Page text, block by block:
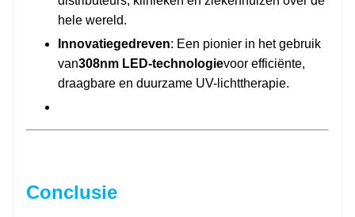
hele wereld.
Innovatiegedreven: Een pionier in het gebruik
van308nm LED-technologievoor efficiënte,
draagbare en duurzame UV-lichttherapie.
Conclusie